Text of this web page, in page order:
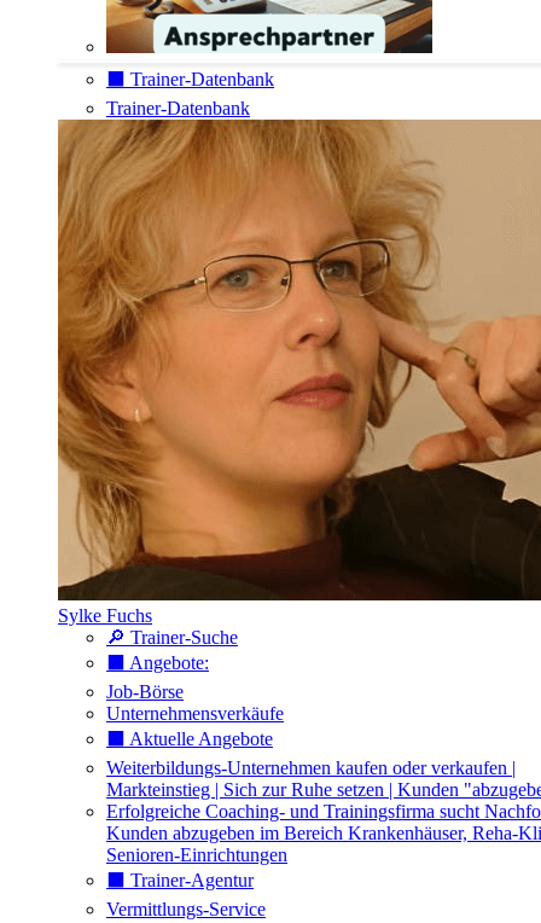
⬛️ Trainer-Datenbank
Trainer-Datenbank
Sylke Fuchs
🔎 Trainer-Suche
⬛️ Angebote:
Job-Börse
Unternehmensverkäufe
⬛️ Aktuelle Angebote
Weiterbildungs-Unternehmen kaufen oder verkaufen |
Markteinstieg | Sich zur Ruhe setzen | Kunden
Erfolgreiche Coaching- und Trainingsfirma sucht
Kunden abzugeben im Bereich Krankenhäuser, Reha-
Senioren-Einrichtungen
⬛️ Trainer-Agentur
Vermittlungs-Service